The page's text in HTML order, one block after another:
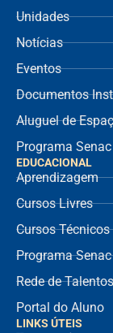
Unidades
Notícias
Eventos
Documentos
Aluguel de
Programa
EDUCACIONAL
Aprendizagem
Cursos Livres
Cursos Técnicos
Programa
Rede de Talentos
Portal do Aluno
LINKS ÚTEIS